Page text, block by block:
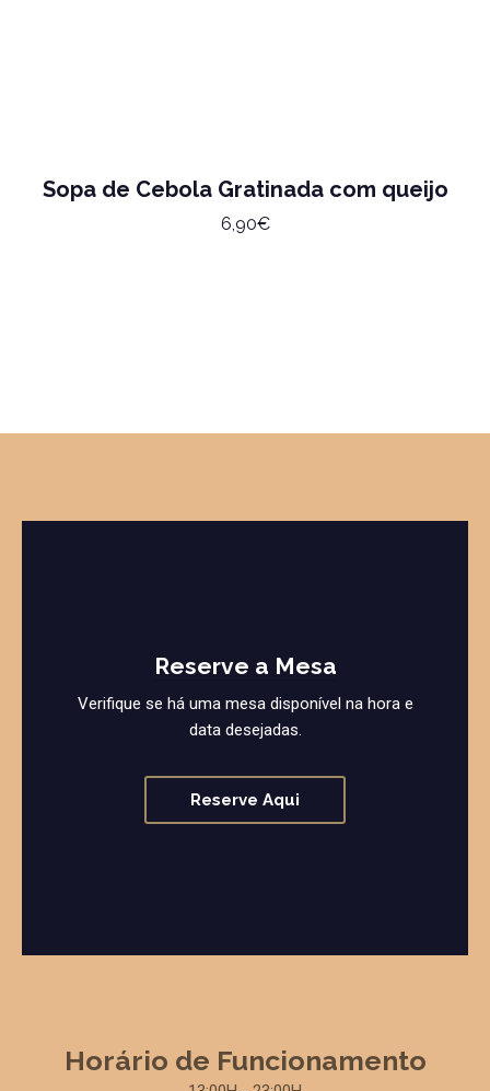
Sopa de Cebola Gratinada com queijo
6,90€
Reserve a Mesa
Verifique se há uma mesa disponível na hora e
data desejadas.
Reserve Aqui
Horário de Funcionamento